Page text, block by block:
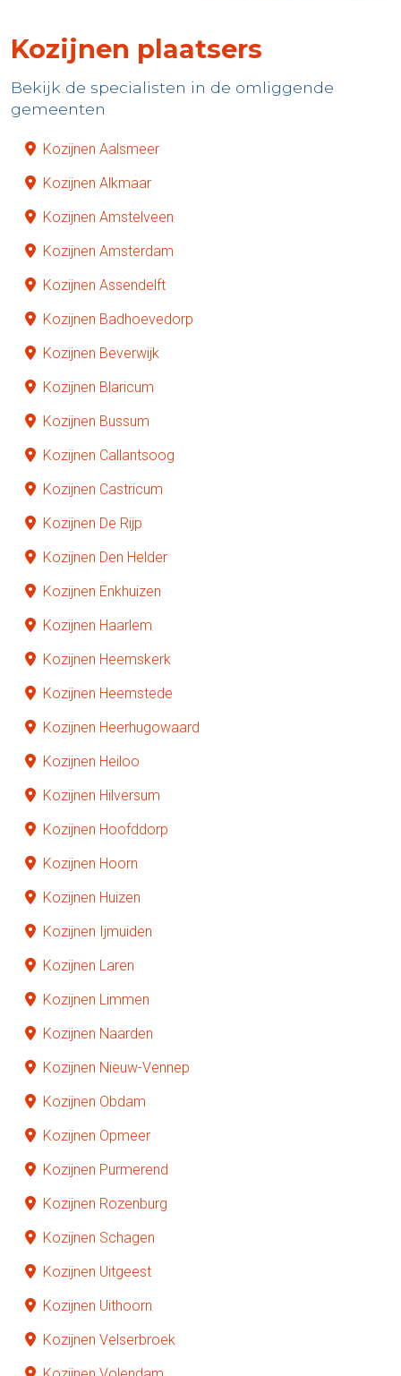
Kozijnen plaatsers
Bekijk de specialisten in de omliggende
gemeenten
Kozijnen Aalsmeer
Kozijnen Alkmaar
Kozijnen Amstelveen
Kozijnen Amsterdam
Kozijnen Assendelft
Kozijnen Badhoevedorp
Kozijnen Beverwijk
Kozijnen Blaricum
Kozijnen Bussum
Kozijnen Callantsoog
Kozijnen Castricum
Kozijnen De Rijp
Kozijnen Den Helder
Kozijnen Enkhuizen
Kozijnen Haarlem
Kozijnen Heemskerk
Kozijnen Heemstede
Kozijnen Heerhugowaard
Kozijnen Heiloo
Kozijnen Hilversum
Kozijnen Hoofddorp
Kozijnen Hoorn
Kozijnen Huizen
Kozijnen Ijmuiden
Kozijnen Laren
Kozijnen Limmen
Kozijnen Naarden
Kozijnen Nieuw-Vennep
Kozijnen Obdam
Kozijnen Opmeer
Kozijnen Purmerend
Kozijnen Rozenburg
Kozijnen Schagen
Kozijnen Uitgeest
Kozijnen Uithoorn
Kozijnen Velserbroek